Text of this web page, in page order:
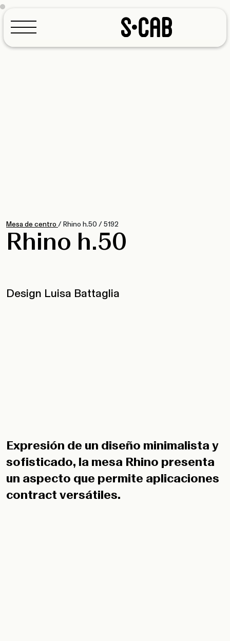
Mesa de centro /Rhino h.50 /5192
Rhino h.50
Design Luisa Battaglia
Expresión de un diseño minimalista y
sofisticado, la mesa Rhino presenta
un aspecto que permite aplicaciones
contract versátiles.